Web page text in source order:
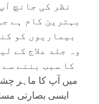
نظر کی جانچ
بہترین کام ہے
بیماریوں کو
وہ جلد علاج کے
کا سبب بننے
ایسی بصارتی